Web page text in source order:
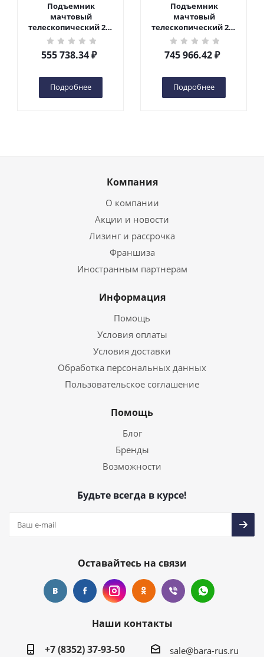
Подъемник
мачтовый
телескопический 200
кг 6 м TOR GTWY6-200S
DC 2-мачтовый
(автономный) (G) в
555 738.34₽
Подробнее
Подъемник
мачтовый
телескопический 200
кг 10 м TOR GTWY10-
200S DC 2-мачтовый
(автономный) (N) в
745 966.42₽
Подробнее
Компания
О компании
Акции и новости
Лизинг и рассрочка
Франшиза
Иностранным партнерам
Информация
Помощь
Условия оплаты
Условия доставки
Обработка персональных данных
Пользовательское соглашение
Помощь
Блог
Бренды
Возможности
Будьте всегда в курсе!
Оставайтесь на связи
Наши контакты
+7 (8352) 37-93-50
sale@bara-rus.ru